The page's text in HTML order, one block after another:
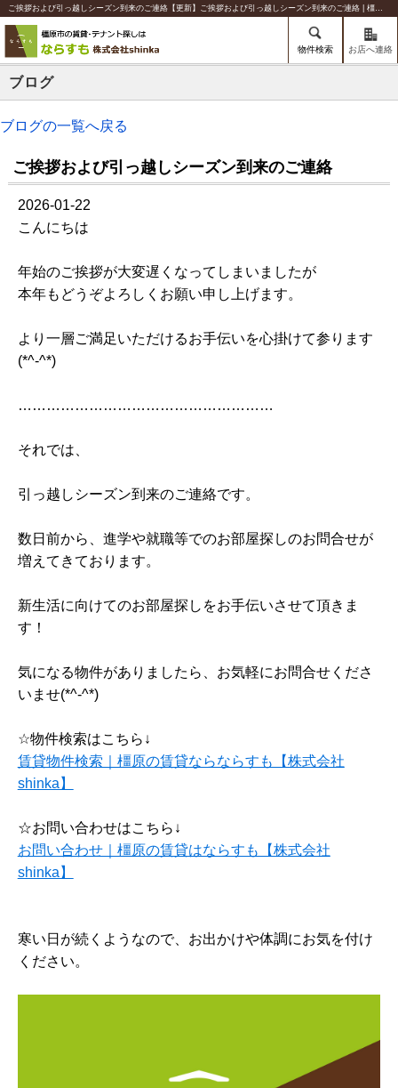
ご挨拶および引っ越しシーズン到来のご連絡【更新】ご挨拶および引っ越しシーズン到来のご連絡 | 橿原の賃貸のことならならすも【株式会社shinka】
物件検索 お店へ連絡
ブログ
ブログの一覧へ戻る
ご挨拶および引っ越しシーズン到来のご連絡
2026-01-22
こんにちは
年始のご挨拶が大変遅くなってしまいましたが
本年もどうぞよろしくお願い申し上げます。
より一層ご満足いただけるお手伝いを心掛けて参ります
(*^-^*)
………………………………………………
それでは、
引っ越しシーズン到来のご連絡です。
数日前から、進学や就職等でのお部屋探しのお問合せが
増えてきております。
新生活に向けてのお部屋探しをお手伝いさせて頂きま
す！
気になる物件がありましたら、お気軽にお問合せくださ
いませ(*^-^*)
☆物件検索はこちら↓
賃貸物件検索｜橿原の賃貸ならならすも【株式会社
shinka】
☆お問い合わせはこちら↓
お問い合わせ｜橿原の賃貸はならすも【株式会社
shinka】
寒い日が続くようなので、お出かけや体調にお気を付け
ください。